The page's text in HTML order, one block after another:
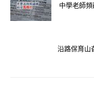
中學老師
沿路保育